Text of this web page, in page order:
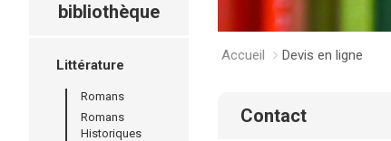
bibliothèque
Littérature
Romans
Romans
Historiques
Accueil Devis en ligne
contact